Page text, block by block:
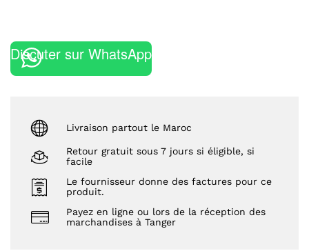
Discuter sur WhatsApp
Livraison partout le Maroc
Retour gratuit sous 7 jours si éligible, si
facile
Le fournisseur donne des factures pour ce
produit.
Payez en ligne ou lors de la réception des
marchandises à Tanger